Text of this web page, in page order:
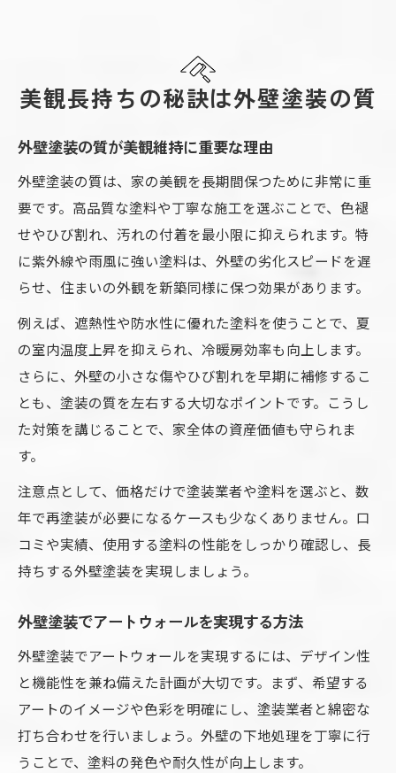
美観長持ちの秘訣は外壁塗装の質
外壁塗装の質が美観維持に重要な理由
外壁塗装の質は、家の美観を長期間保つために非常に重
要です。高品質な塗料や丁寧な施工を選ぶことで、色褪
せやひび割れ、汚れの付着を最小限に抑えられます。特
に紫外線や雨風に強い塗料は、外壁の劣化スピードを遅
らせ、住まいの外観を新築同様に保つ効果があります。
例えば、遮熱性や防水性に優れた塗料を使うことで、夏
の室内温度上昇を抑えられ、冷暖房効率も向上します。
さらに、外壁の小さな傷やひび割れを早期に補修するこ
とも、塗装の質を左右する大切なポイントです。こうし
た対策を講じることで、家全体の資産価値も守られま
す。
注意点として、価格だけで塗装業者や塗料を選ぶと、数
年で再塗装が必要になるケースも少なくありません。口
コミや実績、使用する塗料の性能をしっかり確認し、長
持ちする外壁塗装を実現しましょう。
外壁塗装でアートウォールを実現する方法
外壁塗装でアートウォールを実現するには、デザイン性
と機能性を兼ね備えた計画が大切です。まず、希望する
アートのイメージや色彩を明確にし、塗装業者と綿密な
打ち合わせを行いましょう。外壁の下地処理を丁寧に行
うことで、塗料の発色や耐久性が向上します。